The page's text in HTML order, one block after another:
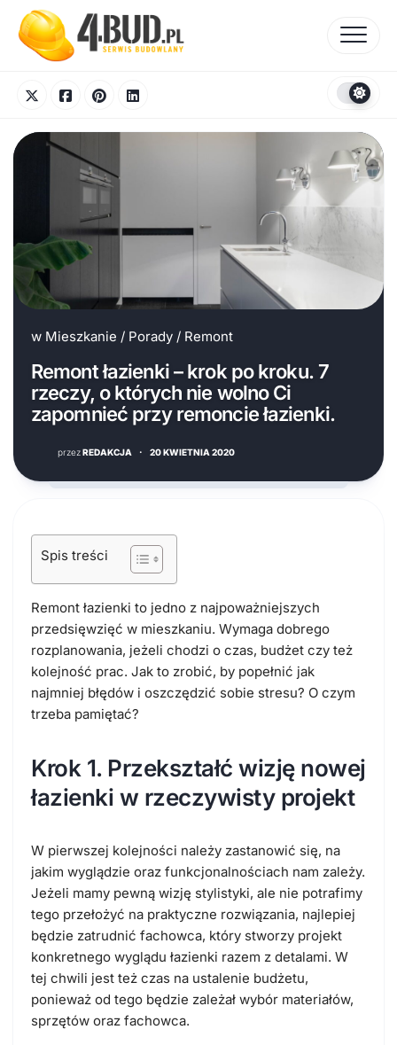
content
w Mieszkanie / Porady / Remont
Remont łazienki – krok po kroku. 7
rzeczy, o których nie wolno Ci
zapomnieć przy remoncie łazienki.
przezREDAKCJA · 20 KWIETNIA 2020
Spis treści
Remont łazienki to jedno z najpoważniejszych
przedsięwzięć w mieszkaniu. Wymaga dobrego
rozplanowania, jeżeli chodzi o czas, budżet czy też
kolejność prac. Jak to zrobić, by popełnić jak
najmniej błędów i oszczędzić sobie stresu? O czym
trzeba pamiętać?
Krok 1. Przekształć wizję nowej
łazienki w rzeczywisty projekt
W pierwszej kolejności należy zastanowić się, na
jakim wyglądzie oraz funkcjonalnościach nam zależy.
Jeżeli mamy pewną wizję stylistyki, ale nie potrafimy
tego przełożyć na praktyczne rozwiązania, najlepiej
będzie zatrudnić fachowca, który stworzy projekt
konkretnego wyglądu łazienki razem z detalami. W
tej chwili jest też czas na ustalenie budżetu,
ponieważ od tego będzie zależał wybór materiałów,
sprzętów oraz fachowca.